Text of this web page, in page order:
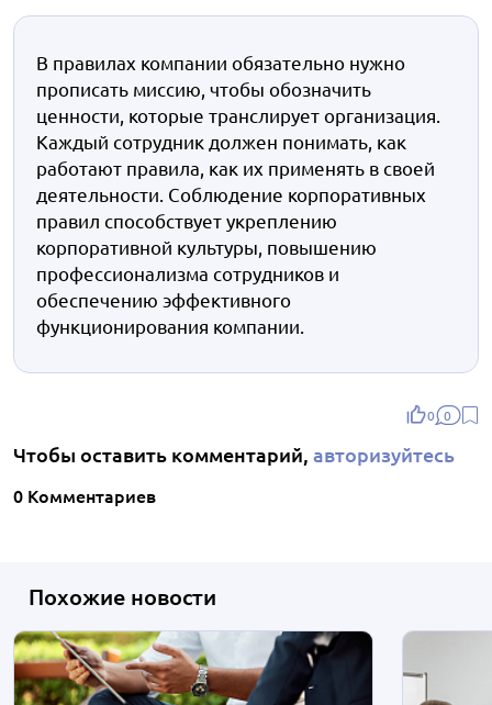
В правилах компании обязательно нужно
прописать миссию, чтобы обозначить
ценности, которые транслирует организация.
Каждый сотрудник должен понимать, как
работают правила, как их применять в своей
деятельности. Соблюдение корпоративных
правил способствует укреплению
корпоративной культуры, повышению
профессионализма сотрудников и
обеспечению эффективного
функционирования компании.
0 0
Чтобы оставить комментарий, авторизуйтесь
0 Комментариев
Похожие новости